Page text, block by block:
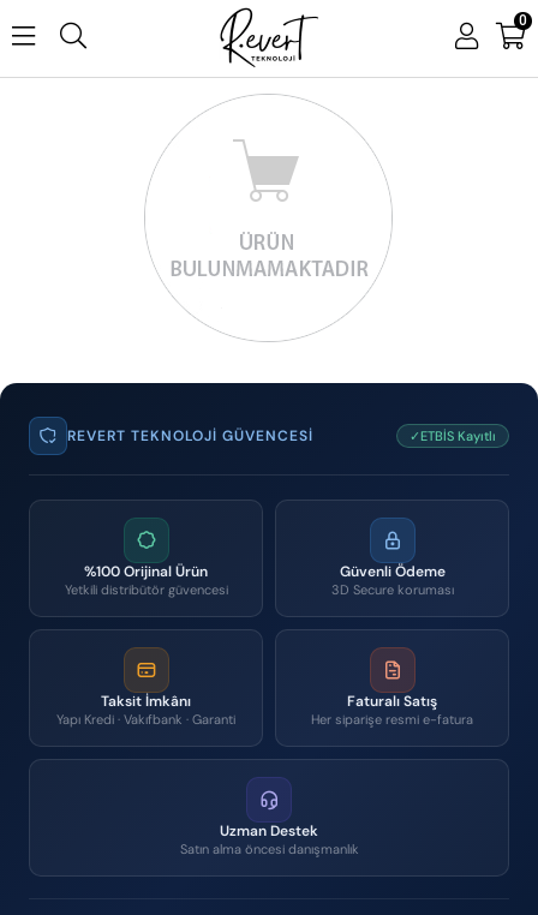
0
REVERT TEKNOLOJI GÜVENCESI ✓ETBİS Kayıtlı
%100 Orijinal Ürün
Yetkili distribütör güvencesi
Güvenli Ödeme
3D Secure koruması
Taksit İmkânı
Yapı Kredi · Vakıfbank · Garanti
Faturalı Satış
Her siparişe resmi e-fatura
Uzman Destek
Satın alma öncesi danışmanlık